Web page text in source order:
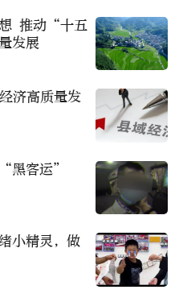
推动“十五
发展
济高质量发
黑客运”
小精灵，做